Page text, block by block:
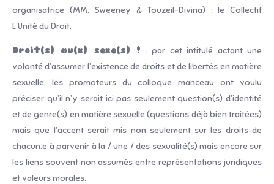
organisatrice (MM. Sweeney & Touzeil-Divina) : le Collectif
L’Unité du Droit.
Droit(s) au(x) sexe(s) ! : par cet intitulé actant une
volonté d’assumer l’existence de droits et de libertés en matière
sexuelle, les promoteurs du colloque manceau ont voulu
préciser qu’il n’y serait ici pas seulement question(s) d’identité
et de genre(s) en matière sexuelle (questions déjà bien traitées)
mais que l’accent serait mis non seulement sur les droits de
chacun.e à parvenir à la / une / des sexualité(s) mais encore sur
les liens souvent non assumés entre représentations juridiques
et valeurs morales.